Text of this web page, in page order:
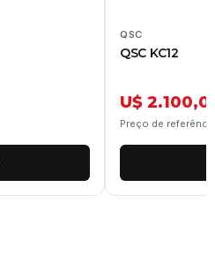
QSC
QSC KC12
U$
Preço de referência